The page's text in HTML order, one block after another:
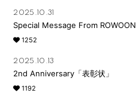
2025.10.31
Special Message From ROWOON
1252
2025.10.13
2nd Anniversary「表彰状」
1192